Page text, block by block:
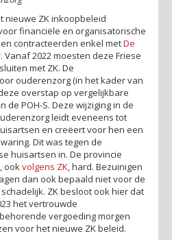
nieuwe ZK inkoopbeleid
financiële en organisatorische
contracteerden enkel metDe
. Vanaf 2022 moesten deze Friese
met ZK. De
ouderenzorg (in het kader van
overstap op vergelijkbare
de POH-S. Deze wijziging in de
leidt eveneens tot
en creëert voor hen een
Dit was tegen de
huisartsen in. De provincie
ook volgens ZK , hard. Bezuinigen
dan ook bepaald niet voor de
ZK besloot ook hier dat
het vertrouwde
vergoeding morgen
voor het nieuwe ZK beleid.